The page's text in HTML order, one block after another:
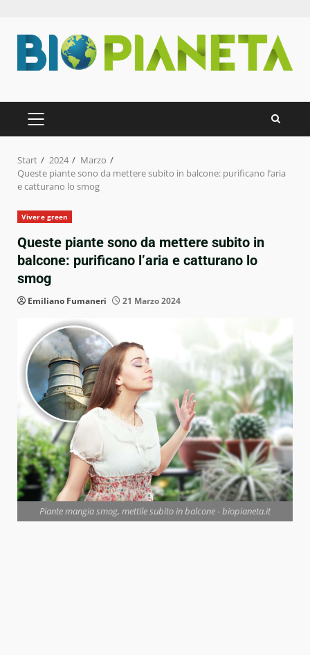
Inhalt
springen
PRIMÄRES
MENÜ
Start 2024
Marzo
Queste piante sono da mettere subito in balcone: purificano l’aria
e catturano lo smog
Vivere green
Queste piante sono da mettere subito in
balcone: purificano l’aria e catturano lo
smog
Emiliano Fumaneri 21 Marzo 2024
Piante mangia smog, mettile subito in balcone - biopianeta.it